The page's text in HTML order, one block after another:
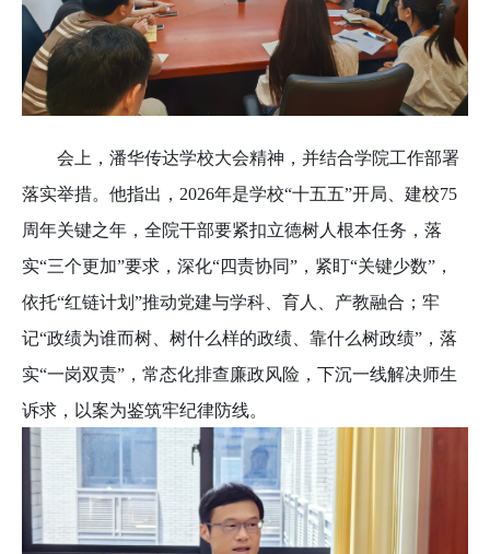
会上，潘华传达学校大会精神 ， 并结合学院工作部署
落实举措。他指出， 2026年是学校“十五五”开局、建校75
周年关键之年，全院干部要紧扣立德树人根本任务，落
实“三个更加”要求，深化“四责协同”，紧盯“关键少数”，
依托“红链计划”推动党建与学科、育人、产教融合；牢
记“政绩为谁而树、树什么样的政绩、靠什么树政绩”，落
实“一岗双责”，常态化排查廉政风险，下沉一线解决师生
诉求，以案为鉴筑牢纪律防线。